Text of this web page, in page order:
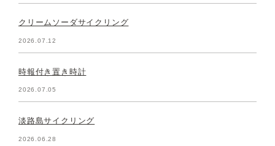
クリームソーダサイクリング
2026.07.12
時報付き置き時計
2026.07.05
淡路島サイクリング
2026.06.28